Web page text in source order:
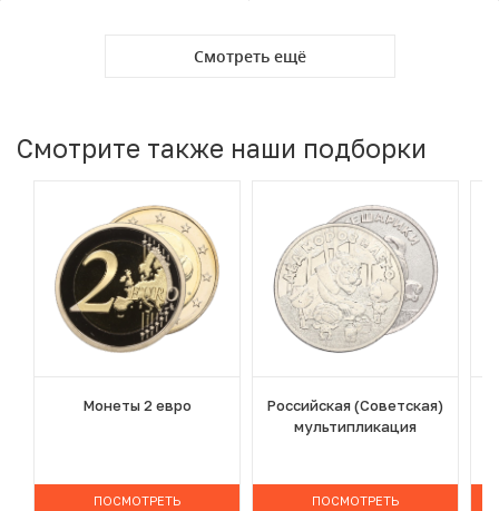
Смотреть ещё
Смотрите также наши подборки
Монеты 2 евро
ПОСМОТРЕТЬ
Российская (Советская)
мультипликация
ПОСМОТРЕТЬ